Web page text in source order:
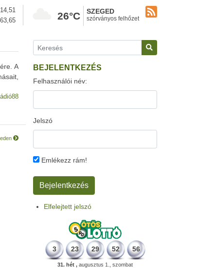
26°C SZEGED
szórványos felhőzet
A
BEJELENTKEZÉS
Felhasználói név:
Jelszó
Emlékezz rám!
Elfelejtett jelszó
3 23 29 52 56
31. hét , augusztus 1., szombat